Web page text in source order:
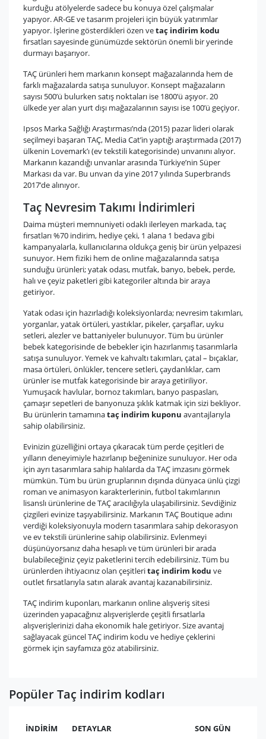
kurduğu atölyelerde sadece bu konuya özel çalışmalar
yapıyor. AR-GE ve tasarım projeleri için büyük yatırımlar
yapıyor. İşlerine gösterdikleri özen vetaç indirim kodu
fırsatları sayesinde günümüzde sektörün önemli bir yerinde
durmayı başarıyor.
TAÇ ürünleri hem markanın konsept mağazalarında hem de
farklı mağazalarda satışa sunuluyor. Konsept mağazaların
sayısı 500’ü bulurken satış noktaları ise 1800’ü aşıyor. 20
ülkede yer alan yurt dışı mağazalarının sayısı ise 100’ü geçiyor.
Ipsos Marka Sağlığı Araştırması’nda (2015) pazar lideri olarak
seçilmeyi başaran TAÇ, Media Cat’in yaptığı araştırmada (2017)
ülkenin Lovemark’ı (ev tekstili kategorisinde) unvanını alıyor.
Markanın kazandığı unvanlar arasında Türkiye’nin Süper
Markası da var. Bu unvan da yine 2017 yılında Superbrands
2017’de alınıyor.
Taç Nevresim Takımı İndirimleri
Daima müşteri memnuniyeti odaklı ilerleyen markada, taç
fırsatları %70 indirim, hediye çeki, 1 alana 1 bedava gibi
kampanyalarla, kullanıcılarına oldukça geniş bir ürün yelpazesi
sunuyor. Hem fiziki hem de online mağazalarında satışa
sunduğu ürünleri; yatak odası, mutfak, banyo, bebek, perde,
halı ve çeyiz paketleri gibi kategoriler altında bir araya
getiriyor.
Yatak odası için hazırladığı koleksiyonlarda; nevresim takımları,
yorganlar, yatak örtüleri, yastıklar, pikeler, çarşaflar, uyku
setleri, alezler ve battaniyeler bulunuyor. Tüm bu ürünler
bebek kategorisinde de bebekler için hazırlanmış tasarımlarla
satışa sunuluyor. Yemek ve kahvaltı takımları, çatal – bıçaklar,
masa örtüleri, önlükler, tencere setleri, çaydanlıklar, cam
ürünler ise mutfak kategorisinde bir araya getiriliyor.
Yumuşacık havlular, bornoz takımları, banyo paspasları,
çamaşır sepetleri de banyonuza şıklık katmak için sizi bekliyor.
Bu ürünlerin tamamınataç indirim kuponu avantajlarıyla
sahip olabilirsiniz.
Evinizin güzelliğini ortaya çıkaracak tüm perde çeşitleri de
yılların deneyimiyle hazırlanıp beğeninize sunuluyor. Her oda
için ayrı tasarımlara sahip halılarda da TAÇ imzasını görmek
mümkün. Tüm bu ürün gruplarının dışında dünyaca ünlü çizgi
roman ve animasyon karakterlerinin, futbol takımlarının
lisanslı ürünlerine de TAÇ aracılığıyla ulaşabilirsiniz. Sevdiğiniz
çizgileri evinize taşıyabilirsiniz. Markanın TAÇ Boutique adını
verdiği koleksiyonuyla modern tasarımlara sahip dekorasyon
ve ev tekstili ürünlerine sahip olabilirsiniz. Evlenmeyi
düşünüyorsanız daha hesaplı ve tüm ürünleri bir arada
bulabileceğiniz çeyiz paketlerini tercih edebilirsiniz. Tüm bu
ürünlerden ihtiyacınız olan çeşitleritaç indirim kodu ve
outlet fırsatlarıyla satın alarak avantaj kazanabilirsiniz.
TAÇ indirim kuponları, markanın online alışveriş sitesi
üzerinden yapacağınız alışverişlerde çeşitli fırsatlarla
alışverişlerinizi daha ekonomik hale getiriyor. Size avantaj
sağlayacak güncel TAÇ indirim kodu ve hediye çeklerini
görmek için sayfamıza göz atabilirsiniz.
Popüler Taç indirim kodları
İNDİRİM DETAYLAR SON GÜN